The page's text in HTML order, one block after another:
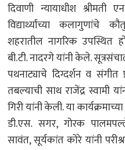
दिवाणी न्यायाधीश श्रीमती
विद्यार्थ्यांच्या कलागुणांचे
शहरातील नागरिक उपस्थित
बी.टी. नादरगे यांनी केले.
पथनाट्याचे दिग्दर्शन व संगीत
तबल्याची साथ राजेंद्र स्वामी
गिरी यांनी केली. या
डी.एस. सगर, गोरक
सावंत, सूर्यकांत कोरे यांनी